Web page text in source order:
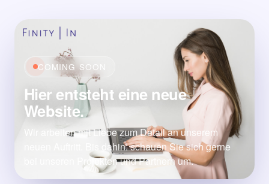
COMING SOON
Hier entsteht eine neue
Website.
Wir arbeiten mit Liebe zum Detail an unserem
neuen Auftritt. Bis dahin: schauen Sie sich gerne
bei unseren Projekten und Partnern um.